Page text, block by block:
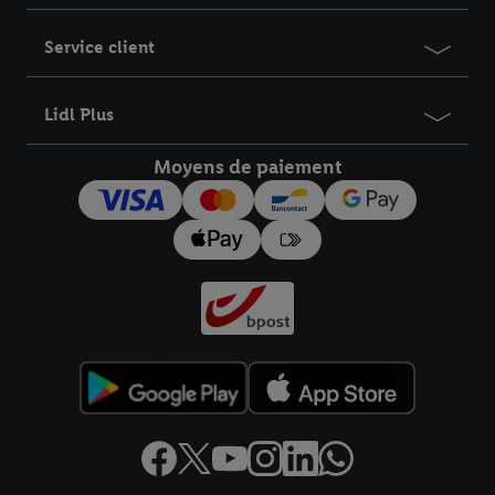
Service client
Lidl Plus
Moyens de paiement